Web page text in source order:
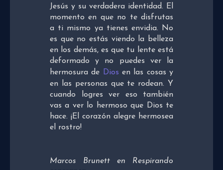
Jesús y su verdadera identidad. El
momento en que no te disfrutas
a ti mismo ya tienes envidia. No
es que no estás viendo la belleza
en los demás, es que tu lente está
deformado y no puedes ver la
hermosura de
Dios en las cosas y
en las personas que te rodean. Y
cuando logres ver eso también
vas a ver lo hermoso que Dios te
hace. ¡El corazón alegre hermosea
el rostro!
Marcos Brunett en Respirando